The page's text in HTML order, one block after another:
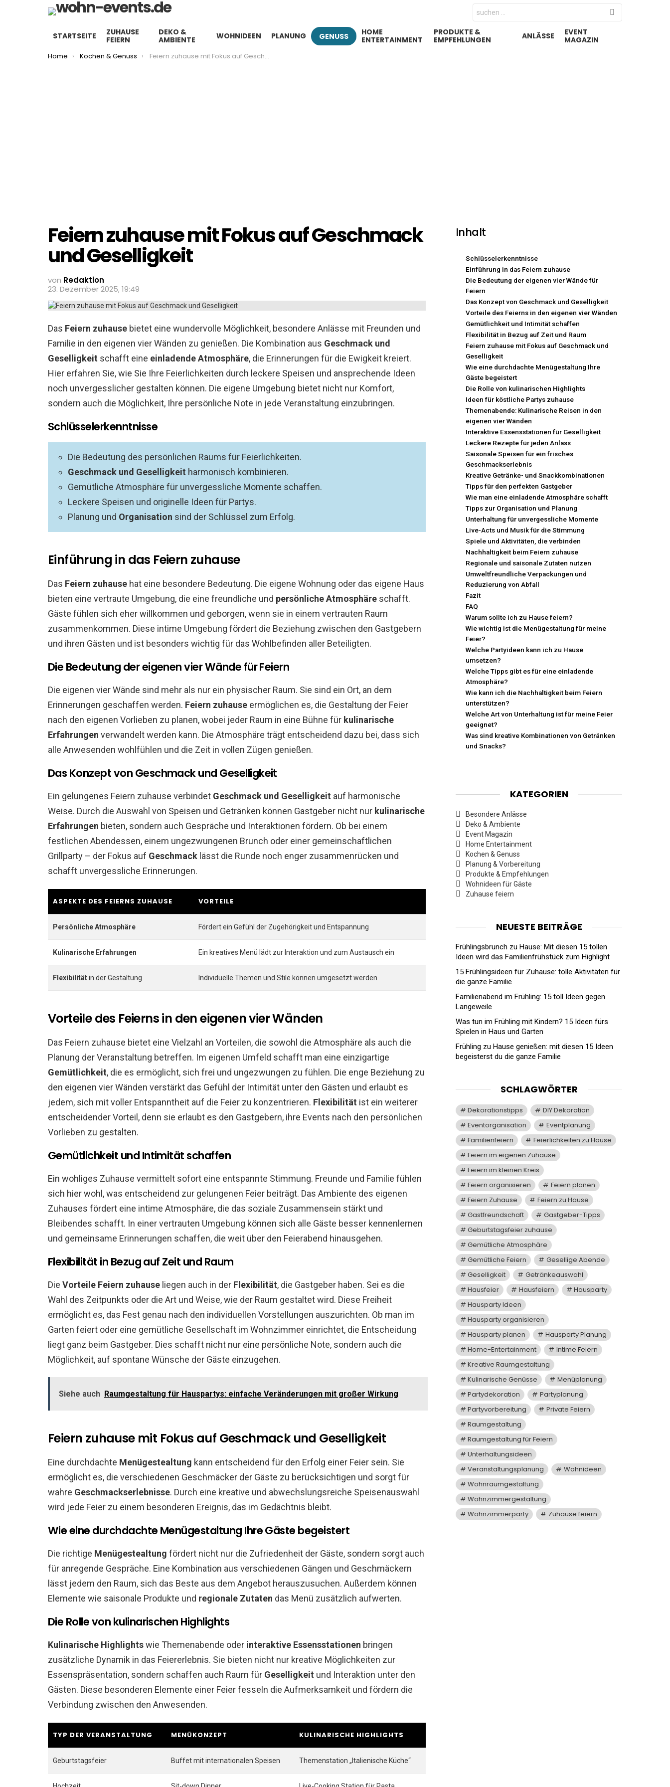
Search
for:
STARTSEITE
ZUHAUSE
FEIERN
DEKO &
AMBIENTE
WOHNIDEEN PLANUNG GENUSS
HOME
ENTERTAINMENT
PRODUKTE &
EMPFEHLUNGEN
ANLÄSSE
EVENT
MAGAZIN
You are here:
Home Kochen & Genuss Feiern zuhause mit Fokus auf Geschmack und Geselligkeit
Feiern zuhause mit Fokus auf Geschmack
und Geselligkeit
von Redaktion
23. Dezember 2025, 19:49
Das Feiern zuhause bietet eine wundervolle Möglichkeit, besondere Anlässe mit Freunden und
Familie in den eigenen vier Wänden zu genießen. Die Kombination aus Geschmack und
Geselligkeit schafft eine einladende Atmosphäre, die Erinnerungen für die Ewigkeit kreiert.
Hier erfahren Sie, wie Sie Ihre Feierlichkeiten durch leckere Speisen und ansprechende Ideen
noch unvergesslicher gestalten können. Die eigene Umgebung bietet nicht nur Komfort,
sondern auch die Möglichkeit, Ihre persönliche Note in jede Veranstaltung einzubringen.
Schlüsselerkenntnisse
Die Bedeutung des persönlichen Raums für Feierlichkeiten.
Geschmack und Geselligkeit harmonisch kombinieren.
Gemütliche Atmosphäre für unvergessliche Momente schaffen.
Leckere Speisen und originelle Ideen für Partys.
Planung und Organisation sind der Schlüssel zum Erfolg.
Einführung in das Feiern zuhause
Das Feiern zuhause hat eine besondere Bedeutung. Die eigene Wohnung oder das eigene Haus
bieten eine vertraute Umgebung, die eine freundliche und persönliche Atmosphäre schafft.
Gäste fühlen sich eher willkommen und geborgen, wenn sie in einem vertrauten Raum
zusammenkommen. Diese intime Umgebung fördert die Beziehung zwischen den Gastgebern
und ihren Gästen und ist besonders wichtig für das Wohlbefinden aller Beteiligten.
Die Bedeutung der eigenen vier Wände für Feiern
Die eigenen vier Wände sind mehr als nur ein physischer Raum. Sie sind ein Ort, an dem
Erinnerungen geschaffen werden. Feiern zuhause ermöglichen es, die Gestaltung der Feier
nach den eigenen Vorlieben zu planen, wobei jeder Raum in eine Bühne für kulinarische
Erfahrungen verwandelt werden kann. Die Atmosphäre trägt entscheidend dazu bei, dass sich
alle Anwesenden wohlfühlen und die Zeit in vollen Zügen genießen.
Das Konzept von Geschmack und Geselligkeit
Ein gelungenes Feiern zuhause verbindet Geschmack und Geselligkeit auf harmonische
Weise. Durch die Auswahl von Speisen und Getränken können Gastgeber nicht nur kulinarische
Erfahrungen bieten, sondern auch Gespräche und Interaktionen fördern. Ob bei einem
festlichen Abendessen, einem ungezwungenen Brunch oder einer gemeinschaftlichen
Grillparty – der Fokus auf Geschmack lässt die Runde noch enger zusammenrücken und
schafft unvergessliche Erinnerungen.
ASPEKTE DES FEIERNS ZUHAUSE VORTEILE
Persönliche Atmosphäre Fördert ein Gefühl der Zugehörigkeit und Entspannung
Kulinarische Erfahrungen Ein kreatives Menü lädt zur Interaktion und zum Austausch ein
Flexibilitätin der Gestaltung Individuelle Themen und Stile können umgesetzt werden
Vorteile des Feierns in den eigenen vier Wänden
Das Feiern zuhause bietet eine Vielzahl an Vorteilen, die sowohl die Atmosphäre als auch die
Planung der Veranstaltung betreffen. Im eigenen Umfeld schafft man eine einzigartige
Gemütlichkeit, die es ermöglicht, sich frei und ungezwungen zu fühlen. Die enge Beziehung zu
den eigenen vier Wänden verstärkt das Gefühl der Intimität unter den Gästen und erlaubt es
jedem, sich mit voller Entspanntheit auf die Feier zu konzentrieren. Flexibilität ist ein weiterer
entscheidender Vorteil, denn sie erlaubt es den Gastgebern, ihre Events nach den persönlichen
Vorlieben zu gestalten.
Gemütlichkeit und Intimität schaffen
Ein wohliges Zuhause vermittelt sofort eine entspannte Stimmung. Freunde und Familie fühlen
sich hier wohl, was entscheidend zur gelungenen Feier beiträgt. Das Ambiente des eigenen
Zuhauses fördert eine intime Atmosphäre, die das soziale Zusammensein stärkt und
Bleibendes schafft. In einer vertrauten Umgebung können sich alle Gäste besser kennenlernen
und gemeinsame Erinnerungen schaffen, die weit über den Feierabend hinausgehen.
Flexibilität in Bezug auf Zeit und Raum
Die Vorteile Feiern zuhause liegen auch in der Flexibilität, die Gastgeber haben. Sei es die
Wahl des Zeitpunkts oder die Art und Weise, wie der Raum gestaltet wird. Diese Freiheit
ermöglicht es, das Fest genau nach den individuellen Vorstellungen auszurichten. Ob man im
Garten feiert oder eine gemütliche Gesellschaft im Wohnzimmer einrichtet, die Entscheidung
liegt ganz beim Gastgeber. Dies schafft nicht nur eine persönliche Note, sondern auch die
Möglichkeit, auf spontane Wünsche der Gäste einzugehen.
Siehe auch Raumgestaltung für Hauspartys: einfache Veränderungen mit großer Wirkung
Feiern zuhause mit Fokus auf Geschmack und Geselligkeit
Eine durchdachte Menügestealtung kann entscheidend für den Erfolg einer Feier sein. Sie
ermöglicht es, die verschiedenen Geschmäcker der Gäste zu berücksichtigen und sorgt für
wahre Geschmackserlebnisse. Durch eine kreative und abwechslungsreiche Speisenauswahl
wird jede Feier zu einem besonderen Ereignis, das im Gedächtnis bleibt.
Wie eine durchdachte Menügestaltung Ihre Gäste begeistert
Die richtige Menügestealtung fördert nicht nur die Zufriedenheit der Gäste, sondern sorgt auch
für anregende Gespräche. Eine Kombination aus verschiedenen Gängen und Geschmäckern
lässt jedem den Raum, sich das Beste aus dem Angebot herauszusuchen. Außerdem können
Elemente wie saisonale Produkte und regionale Zutaten das Menü zusätzlich aufwerten.
Die Rolle von kulinarischen Highlights
Kulinarische Highlightswie Themenabende oder interaktive Essensstationen bringen
zusätzliche Dynamik in das Feiererlebnis. Sie bieten nicht nur kreative Möglichkeiten zur
Essenspräsentation, sondern schaffen auch Raum für Geselligkeit und Interaktion unter den
Gästen. Diese besonderen Elemente einer Feier fesseln die Aufmerksamkeit und fördern die
Verbindung zwischen den Anwesenden.
TYP DER VERANSTALTUNG MENÜKONZEPT KULINARISCHE HIGHLIGHTS
Geburtstagsfeier Buffet mit internationalen Speisen Themenstation „Italienische Küche“
Inhalt
Schlüsselerkenntnisse
Einführung in das Feiern zuhause
Die Bedeutung der eigenen vier Wände für
Feiern
Das Konzept von Geschmack und Geselligkeit
Vorteile des Feierns in den eigenen vier Wänden
Gemütlichkeit und Intimität schaffen
Flexibilität in Bezug auf Zeit und Raum
Feiern zuhause mit Fokus auf Geschmack und
Geselligkeit
Wie eine durchdachte Menügestaltung Ihre
Gäste begeistert
Die Rolle von kulinarischen Highlights
Ideen für köstliche Partys zuhause
Themenabende: Kulinarische Reisen in den
eigenen vier Wänden
Interaktive Essensstationen für Geselligkeit
Leckere Rezepte für jeden Anlass
Saisonale Speisen für ein frisches
Geschmackserlebnis
Kreative Getränke- und Snackkombinationen
Tipps für den perfekten Gastgeber
Wie man eine einladende Atmosphäre schafft
Tipps zur Organisation und Planung
Unterhaltung für unvergessliche Momente
Live-Acts und Musik für die Stimmung
Spiele und Aktivitäten, die verbinden
Nachhaltigkeit beim Feiern zuhause
Regionale und saisonale Zutaten nutzen
Umweltfreundliche Verpackungen und
Reduzierung von Abfall
Fazit
FAQ
Warum sollte ich zu Hause feiern?
Wie wichtig ist die Menügestaltung für meine
Feier?
Welche Partyideen kann ich zu Hause
umsetzen?
Welche Tipps gibt es für eine einladende
Atmosphäre?
Wie kann ich die Nachhaltigkeit beim Feiern
unterstützen?
Welche Art von Unterhaltung ist für meine Feier
geeignet?
Was sind kreative Kombinationen von Getränken
und Snacks?
KATEGORIEN
Besondere Anlässe
Deko & Ambiente
Event Magazin
Home Entertainment
Kochen & Genuss
Planung & Vorbereitung
Produkte & Empfehlungen
Wohnideen für Gäste
Zuhause feiern
NEUESTE BEITRÄGE
Frühlingsbrunch zu Hause: Mit diesen 15 tollen
Ideen wird das Familienfrühstück zum Highlight
15 Frühlingsideen für Zuhause: tolle Aktivitäten für
die ganze Familie
Familienabend im Frühling: 15 toll Ideen gegen
Langeweile
Was tun im Frühling mit Kindern? 15 Ideen fürs
Spielen in Haus und Garten
Frühling zu Hause genießen: mit diesen 15 Ideen
begeisterst du die ganze Familie
SCHLAGWÖRTER
Dekorationstipps
DIY Dekoration
Eventorganisation
Eventplanung
Familienfeiern
Feierlichkeiten zu Hause
Feiern im eigenen Zuhause
Feiern im kleinen Kreis
Feiern organisieren
Feiern planen
Feiern Zuhause
Feiern zu Hause
Gastfreundschaft
Gastgeber-Tipps
Geburtstagsfeier zuhause
Gemütliche Atmosphäre
Gemütliche Feiern
Gesellige Abende
Geselligkeit
Getränkeauswahl
Hausfeier
Hausfeiern
Hausparty
Hausparty Ideen
Hausparty organisieren
Hausparty planen
Hausparty Planung
Home-Entertainment
Intime Feiern
Kreative Raumgestaltung
Kulinarische Genüsse
Menüplanung
Partydekoration
Partyplanung
Partyvorbereitung
Private Feiern
Raumgestaltung
Raumgestaltung für Feiern
Unterhaltungsideen
Veranstaltungsplanung
Wohnideen
Wohnraumgestaltung
Wohnzimmergestaltung
Wohnzimmerparty
Zuhause feiern